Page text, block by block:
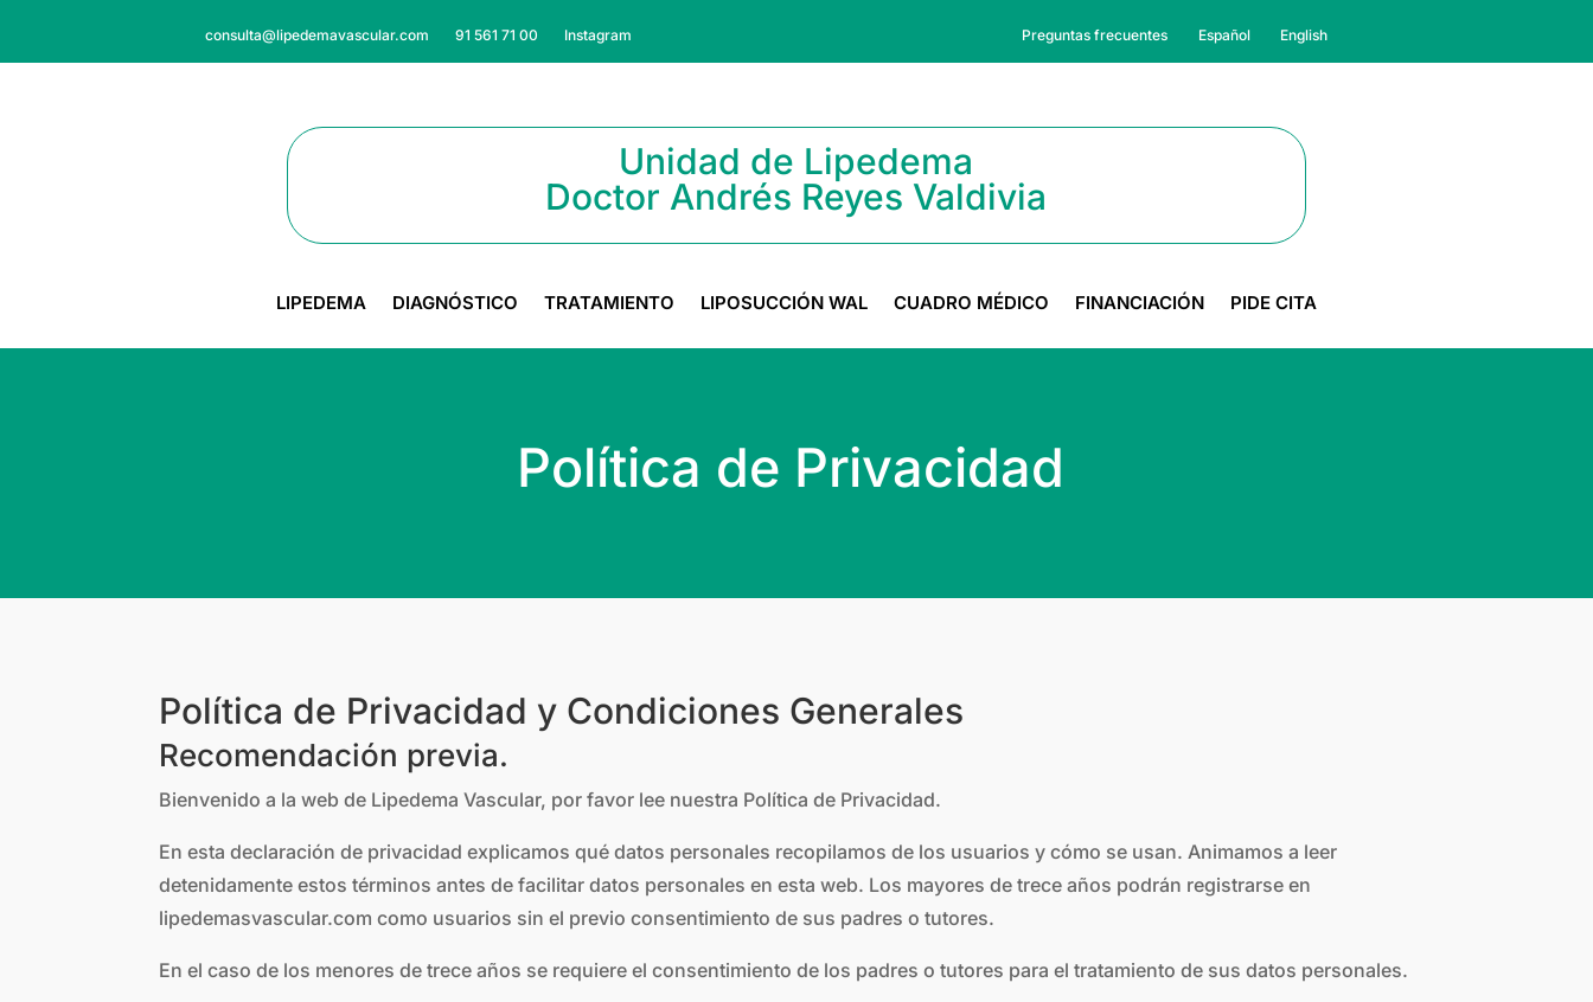
consulta@lipedemavascular.com 91 561 71 00 Instagram Preguntas frecuentes Español English
Unidad de Lipedema
Doctor Andrés Reyes Valdivia
LIPEDEMA DIAGNÓSTICO TRATAMIENTO LIPOSUCCIÓN WAL CUADRO MÉDICO FINANCIACIÓN PIDE CITA
Política de Privacidad
Política de Privacidad y Condiciones Generales
Recomendación previa.
Bienvenido a la web de Lipedema Vascular, por favor lee nuestra Política de Privacidad.
En esta declaración de privacidad explicamos qué datos personales recopilamos de los usuarios y cómo se usan. Animamos a leer
detenidamente estos términos antes de facilitar datos personales en esta web. Los mayores de trece años podrán registrarse en
lipedemasvascular.com como usuarios sin el previo consentimiento de sus padres o tutores.
En el caso de los menores de trece años se requiere el consentimiento de los padres o tutores para el tratamiento de sus datos personales.